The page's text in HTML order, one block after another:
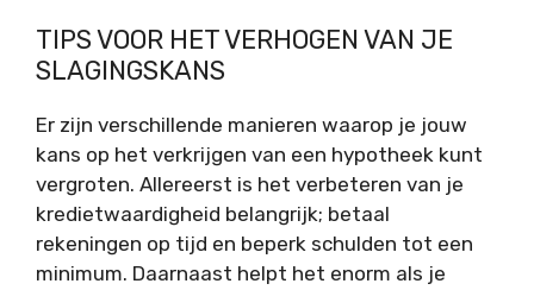
TIPS VOOR HET VERHOGEN VAN JE
SLAGINGSKANS
Er zijn verschillende manieren waarop je jouw
kans op het verkrijgen van een hypotheek kunt
vergroten. Allereerst is het verbeteren van je
kredietwaardigheid belangrijk; betaal
rekeningen op tijd en beperk schulden tot een
minimum. Daarnaast helpt het enorm als je